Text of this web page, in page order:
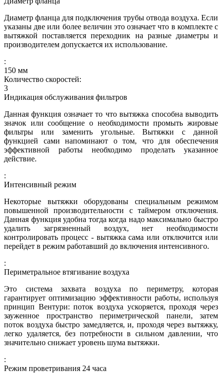
Диаметр фланца для подключения трубы отвода воздуха. Если
указаны две или более величин это означает что в комплекте с
вытяжкой поставляется переходник на разные диаметры и
производителем допускается их использование.
:
150 мм
Количество скоростей:
3
Индикация обслуживания фильтров
Данная функция означает то что вытяжка способна выводить
значок или сообщение о необходимости промыть жировые
фильтры или заменить угольные. Вытяжки с данной
функцией сами напоминают о том, что для обеспечения
эффективной работы необходимо проделать указанное
действие.
:
Интенсивный режим
Некоторые вытяжки оборудованы специальным режимом
повышенной производительности с таймером отключения.
Данная функция удобна тогда когда надо максимально быстро
удалить загрязненный воздух, нет необходимости
контролировать процесс - вытяжка сама или отключится или
перейдет в режим работавший до включения интенсивного.
:
Периметральное втягивание воздуха
Это система захвата воздуха по периметру, которая
гарантирует оптимизацию эффективности работы, используя
принцип Вентури: поток воздуха ускоряется, проходя через
зауженное пространство периметрической панели, затем
поток воздуха быстро замедляется, и, проходя через вытяжку,
легко удаляется, без потребности в сильном давлении, что
значительно снижает уровень шума вытяжки.
:
Режим проветривания 24 часа